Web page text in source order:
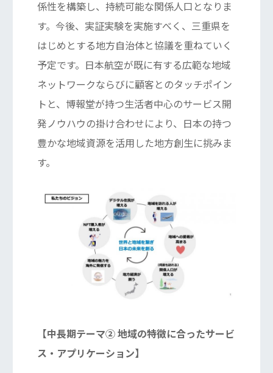
係性を構築し、持続可能な関係⼈⼝となりま
す。今後、実証実験を実施すべく、三重県を
はじめとする地⽅⾃治体と協議を重ねていく
予定です。⽇本航空が既に有する広範な地域
ネットワークならびに顧客とのタッチポイン
トと、博報堂が持つ⽣活者中⼼のサービス開
発ノウハウの掛け合わせにより、⽇本の持つ
豊かな地域資源を活⽤した地⽅創⽣に挑みま
す。
【中長期テーマ② 地域の特徴に合ったサービ
ス・アプリケーション】